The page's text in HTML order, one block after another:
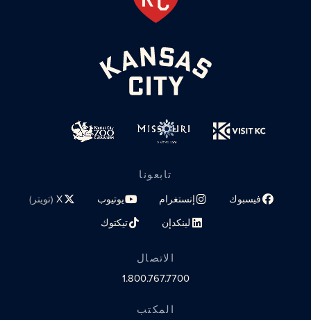
تابعونا
فيسبوك
رابط الملف الشخصي على مواقع التواصل الاجتماعي
إنستغرام
رابط الملف الشخصي على مواقع التواصل الاجتماعي
يوتيوب
رابط الملف الشخصي على مواقع
X (تويتر)
رابط الملف
لينكدإن
رابط الملف الشخصي على مواقع التواصل الاجتماعي
تيكتوك
رابط الملف الشخصي على مواقع
الاتصال
1.800.767.7700
المكتب